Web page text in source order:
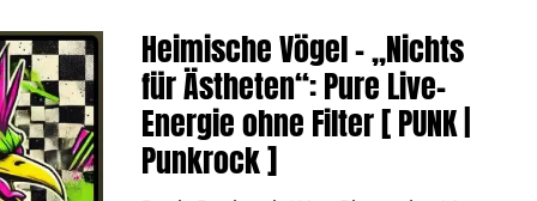
Heimische Vögel – „Nichts
für Ästheten“: Pure Live-
Energie ohne Filter [ PUNK |
Punkrock ]
„Nichts
für
Ästheten“:
Pure
Live-
Energie
ohne
Filter